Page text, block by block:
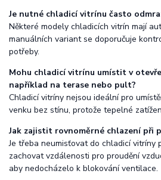
Je nutné chladicí vitrínu často
Některé modely chladicích vitrín mají
manuálních variant se doporučuje
potřeby.
Mohu chladicí vitrínu umístit v
například na terase nebo pult?
Chladicí vitríny nejsou ideální pro
venku bez stínu, protože tepelné
Jak zajistit rovnoměrné chlazení při
Je třeba neumisťovat do chladicí vitríny
zachovat vzdálenosti pro proudění
aby nedocházelo k blokování ventilace.